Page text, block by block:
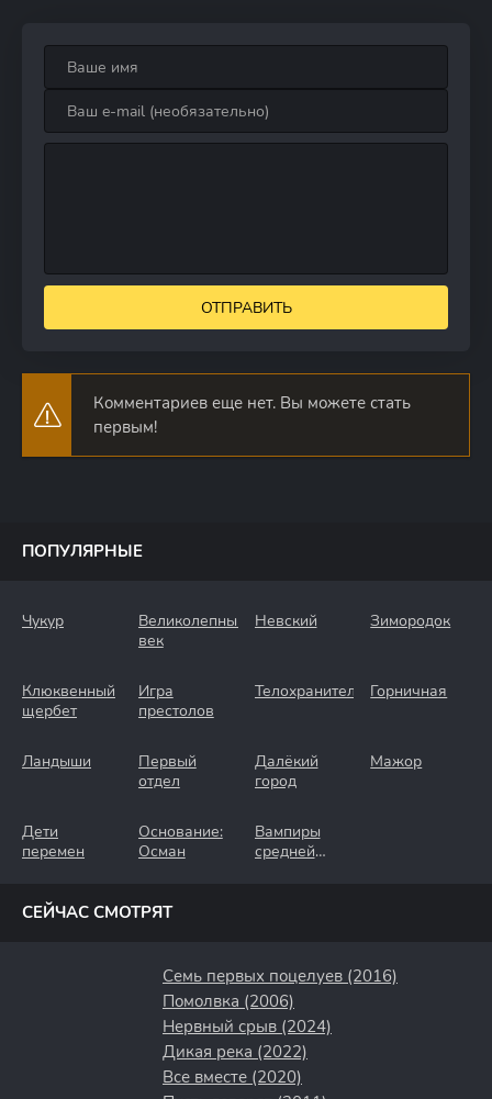
ОТПРАВИТЬ
Комментариев еще нет. Вы можете стать
первым!
ПОПУЛЯРНЫЕ
Чукур
Великолепный
век
Невский Зимородок
Клюквенный
щербет
Игра
престолов
Телохранители Горничная
Ландыши
Первый
отдел
Далёкий
город
Мажор
Дети
перемен
Основание:
Осман
Вампиры
средней
СЕЙЧАС СМОТРЯТ
Семь первых поцелуев (2016)
Помолвка (2006)
Нервный срыв (2024)
Дикая река (2022)
Все вместе (2020)